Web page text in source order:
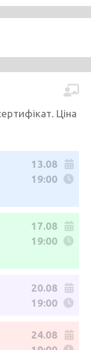
Ціна
13.08
19:00
17.08
19:00
20.08
19:00
24.08